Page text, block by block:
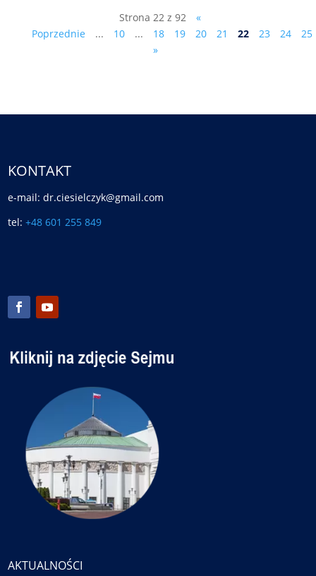
Strona 22 z 92
«
Poprzednie
... 10 ... 18 19 20 21 22 23 24
25
»
KONTAKT
e-mail: dr.ciesielczyk@gmail.com
tel:+48 601 255 849
AKTUALNOŚCI